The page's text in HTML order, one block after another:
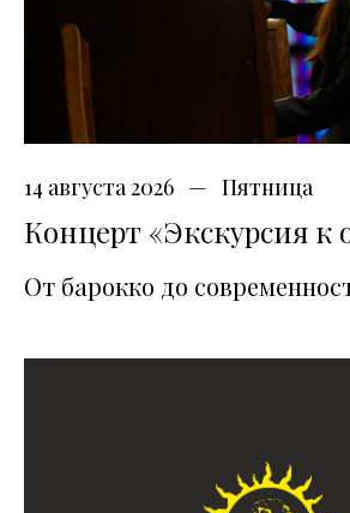
14 августа 2026 Пятница
Концерт «Экскурсия к
От барокко до